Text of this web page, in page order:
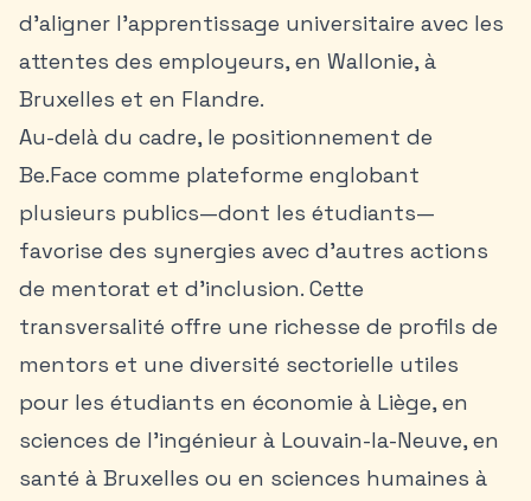
d’aligner l’apprentissage universitaire avec les
attentes des employeurs, en Wallonie, à
Bruxelles et en Flandre.
Au-delà du cadre, le positionnement de
Be.Face comme plateforme englobant
plusieurs publics—dont les étudiants—
favorise des synergies avec d’autres actions
de mentorat et d’inclusion. Cette
transversalité offre une richesse de profils de
mentors et une diversité sectorielle utiles
pour les étudiants en économie à Liège, en
sciences de l’ingénieur à Louvain-la-Neuve, en
santé à Bruxelles ou en sciences humaines à